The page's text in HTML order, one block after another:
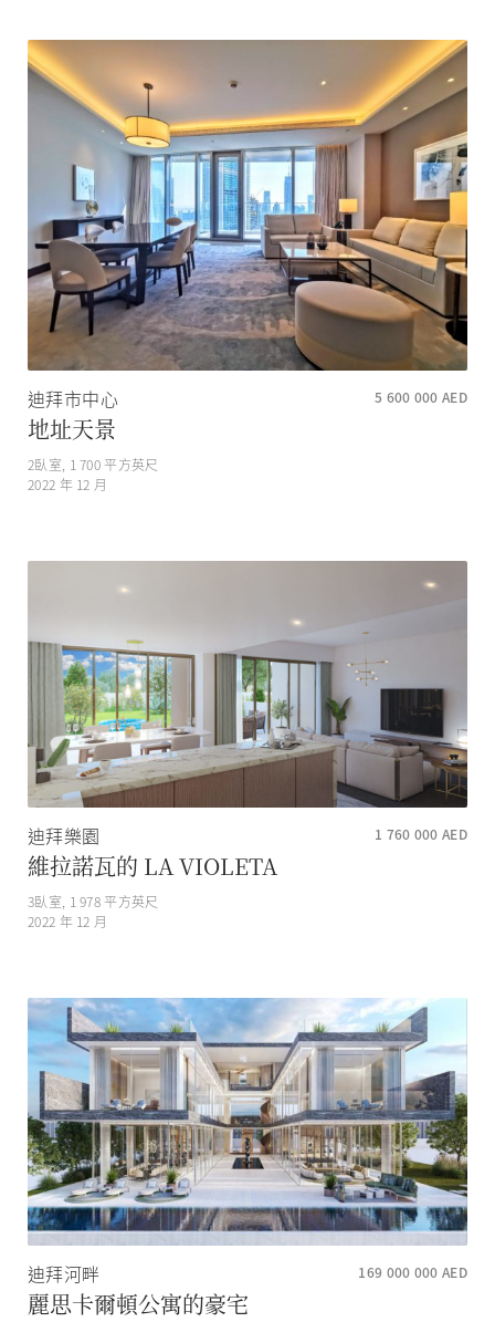
迪拜市中心 5 600 000 AED
地址天景
2臥室, 1 700 平方英尺
2022 年 12 月
迪拜樂園 1 760 000 AED
維拉諾瓦的 LA VIOLETA
3臥室, 1 978 平方英尺
2022 年 12 月
迪拜河畔 169 000 000 AED
麗思卡爾頓公寓的豪宅